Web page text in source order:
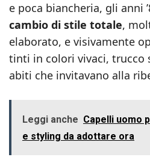
e poca biancheria, gli anni
cambio di stile totale,
elaborato, e visivamente
tinti in colori vivaci, trucco
abiti che invitavano alla
Leggi anche Capelli uomo
e styling da adottare ora